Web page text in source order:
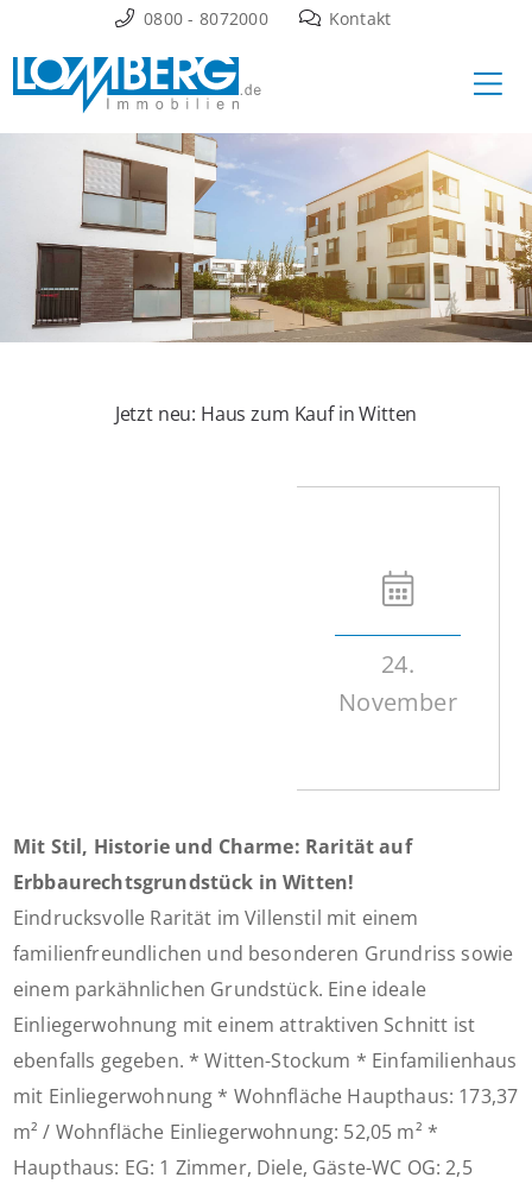
Inhalt
springen
0800 - 8072000 Kontakt
Jetzt neu: Haus zum Kauf in Witten
24.
November
Mit Stil, Historie und Charme: Rarität auf
Erbbaurechtsgrundstück in Witten!
Eindrucksvolle Rarität im Villenstil mit einem
familienfreundlichen und besonderen Grundriss sowie
einem parkähnlichen Grundstück. Eine ideale
Einliegerwohnung mit einem attraktiven Schnitt ist
ebenfalls gegeben. * Witten-Stockum * Einfamilienhaus
mit Einliegerwohnung * Wohnfläche Haupthaus: 173,37
m² / Wohnfläche Einliegerwohnung: 52,05 m² *
Haupthaus: EG: 1 Zimmer, Diele, Gäste-WC OG: 2,5